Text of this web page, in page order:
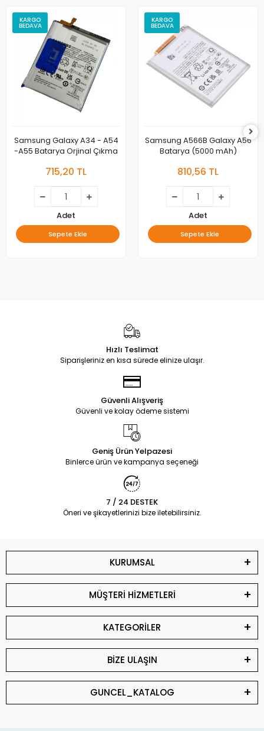
KARGO
BEDAVA
Samsung Galaxy A34 - A54
-A55 Batarya Orjinal Çıkma
715,20 TL
Adet
Sepete Ekle
KARGO
BEDAVA
Samsung A566B Galaxy A56
Batarya (5000 mAh)
810,56 TL
Adet
Sepete Ekle
Hızlı Teslimat
Siparişleriniz en kısa sürede elinize ulaşır.
Güvenli Alışveriş
Güvenli ve kolay ödeme sistemi
Geniş Ürün Yelpazesi
Binlerce ürün ve kampanya seçeneği
7 / 24 DESTEK
Öneri ve şikayetlerinizi bize iletebilirsiniz.
KURUMSAL
MÜŞTERİ HİZMETLERİ
KATEGORİLER
BİZE ULAŞIN
GUNCEL_KATALOG